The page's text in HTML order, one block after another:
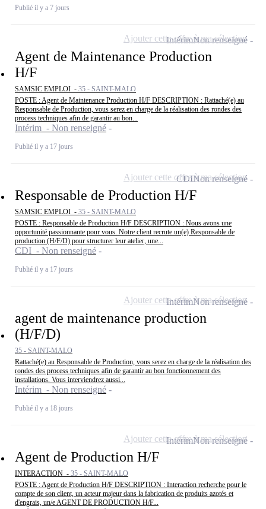
Publié il y a 7 jours
Agent de Maintenance Production
H/F
SAMSIC EMPLOI - 35 - SAINT-MALO
POSTE : Agent de Maintenance Production H/F DESCRIPTION : Rattaché(e) au
Responsable de Production, vous serez en charge de la réalisation des rondes des
process techniques afin de garantir au bon...
Intérim - Non renseigné
Publié il y a 17 jours
IntérimNon renseigné
Ajouter cette offre à ma sélection
Responsable de Production H/F
SAMSIC EMPLOI - 35 - SAINT-MALO
POSTE : Responsable de Production H/F DESCRIPTION : Nous avons une
opportunité passionnante pour vous. Notre client recrute un(e) Responsable de
production (H/F/D) pour structurer leur atelier, une...
CDI - Non renseigné
Publié il y a 17 jours
CDINon renseigné
Ajouter cette offre à ma sélection
agent de maintenance production
(H/F/D)
35 - SAINT-MALO
Rattaché(e) au Responsable de Production, vous serez en charge de la réalisation des
rondes des process techniques afin de garantir au bon fonctionnement des
installations. Vous interviendrez aussi...
Intérim - Non renseigné
Publié il y a 18 jours
IntérimNon renseigné
Ajouter cette offre à ma sélection
Agent de Production H/F
INTERACTION - 35 - SAINT-MALO
POSTE : Agent de Production H/F DESCRIPTION : Interaction recherche pour le
compte de son client, un acteur majeur dans la fabrication de produits azotés et
d'engrais, un/e AGENT DE PRODUCTION H/F...
IntérimNon renseigné
Ajouter cette offre à ma sélection